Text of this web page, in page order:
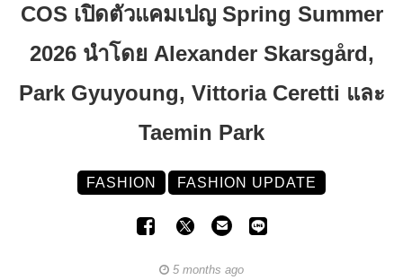
COS เปิดตัวแคมเปญ Spring Summer
2026 นำโดย Alexander Skarsgård,
Park Gyuyoung, Vittoria Ceretti และ
Taemin Park
FASHION FASHION UPDATE
5 months ago